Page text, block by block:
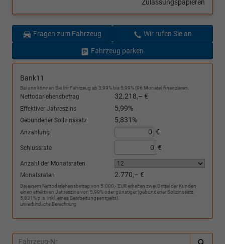
Zulassungspapieren
Fragen zum Fahrzeug Wir rufen Sie an
Fahrzeug parken
Bank11
Bei uns können Sie Ihr Fahrzeug ab 3,99% bis 5,99% (96 Monate) finanzieren.
Nettodarlehensbetrag 32.218,– €
Effektiver Jahreszins 5,99%
Gebundener Sollzinssatz 5,831%
Anzahlung €
Schlussrate €
Anzahl der Monatsraten
Monatsraten
2.770,– €
Bei einem Nettodarlehensbetrag von 5.000,- EUR erhalten zwei Drittel der Kunden
einen effektiven Jahreszins von 5,99% oder günstiger (gebundener Sollzinssatz
5,831% p.a. inkl. eines Bearbeitungsentgelts).
unverbindliche Berechnung